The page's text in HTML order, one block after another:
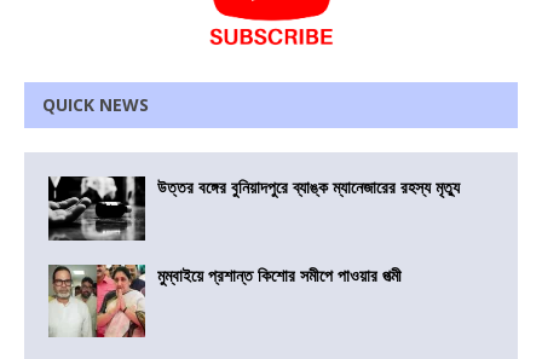
QUICK NEWS
উত্তর বঙ্গের বুনিয়াদপুরে ব্যাঙ্ক ম্যানেজারের রহস্য মৃত্যু
মুম্বাইয়ে প্রশান্ত কিশোর সমীপে পাওয়ার পত্মী